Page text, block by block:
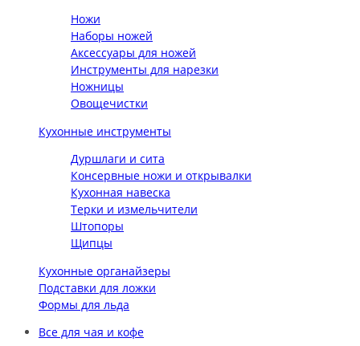
Ножи
Наборы ножей
Аксессуары для ножей
Инструменты для нарезки
Ножницы
Овощечистки
Кухонные инструменты
Дуршлаги и сита
Консервные ножи и открывалки
Кухонная навеска
Терки и измельчители
Штопоры
Щипцы
Кухонные органайзеры
Подставки для ложки
Формы для льда
Все для чая и кофе